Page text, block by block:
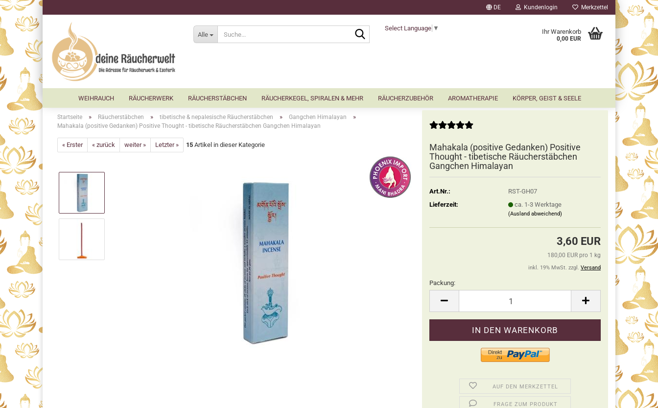
DE Kundenlogin Merkzettel
Alle
Suche...Select Language ▼ Ihr Warenkorb
0,00 EUR
WEIHRAUCH RÄUCHERWERK RÄUCHERSTÄBCHEN RÄUCHERKEGEL, SPIRALEN & MEHR RÄUCHERZUBEHÖR AROMATHERAPIE KÖRPER, GEIST & SEELE
Startseite » Räucherstäbchen » tibetische & nepalesische Räucherstäbchen » Gangchen Himalayan »
Mahakala (positive Gedanken) Positive Thought - tibetische Räucherstäbchen Gangchen Himalayan
« Erster « zurück weiter » Letzter » 15 Artikel in dieser Kategorie
Mahakala (positive Gedanken) Positive
Thought - tibetische Räucherstäbchen
Gangchen Himalayan
Art.Nr.:
RST-GH07
Lieferzeit:
ca. 1-3 Werktage
(Ausland abweichend)
3,60 EUR
180,00 EUR pro 1 kg
inkl. 19% MwSt. zzgl. Versand
Packung:
Packung
AUF DEN MERKZETTEL
FRAGE ZUM PRODUKT